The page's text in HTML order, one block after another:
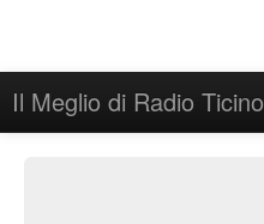
Il Meglio di Radio Ticino